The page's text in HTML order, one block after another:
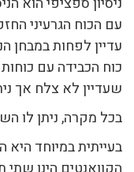
עם הכוח הגרעיני
עדיין לפחות במבחן
כוח הכבידה עם
שעדיין לא צלח אך
בכל מקרה, ניתן לו
בעייתית במיוחד